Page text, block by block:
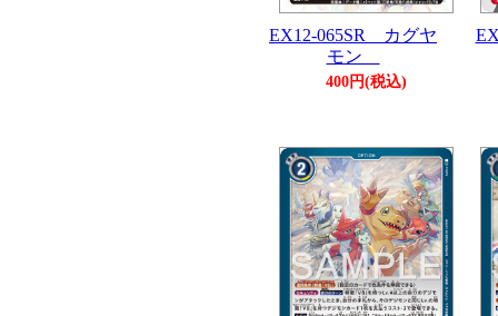
EX12-065SR カグヤ
モン
400円(税込)